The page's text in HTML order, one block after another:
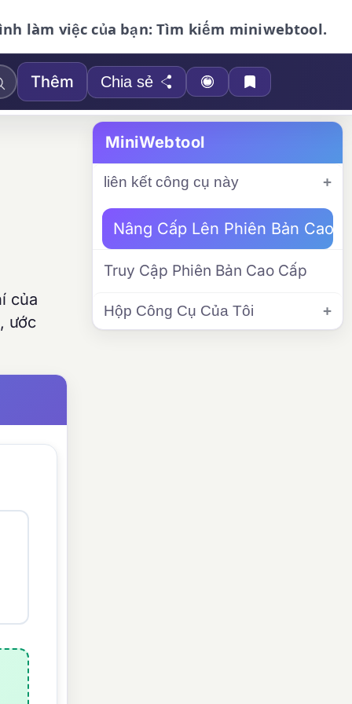
làm việc của bạn: Tìm kiếm miniwebtool.
Thêm Chia sẻ
của
ước
MiniWebtool
liên kết công cụ này
Nâng Cấp Lên Phiên Bản Cao
Truy Cập Phiên Bản Cao Cấp
Hộp Công Cụ Của Tôi